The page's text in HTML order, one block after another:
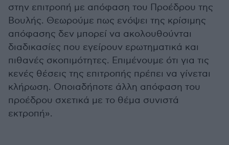
στην επιτροπή με απόφαση του Προέδρου της
Βουλής. Θεωρούμε πως ενόψει της κρίσιμης
απόφασης δεν μπορεί να ακολουθούνται
διαδικασίες που εγείρουν ερωτηματικά και
πιθανές σκοπιμότητες. Επιμένουμε ότι για τις
κενές θέσεις της επιτροπής πρέπει να γίνεται
κλήρωση. Οποιαδήποτε άλλη απόφαση του
προέδρου σχετικά με το θέμα συνιστά
εκτροπή».